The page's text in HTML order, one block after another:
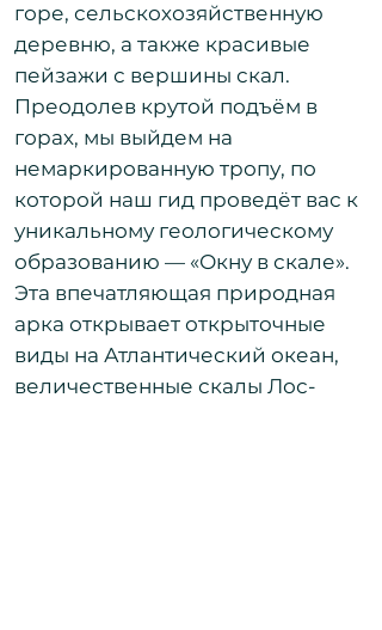
горе, сельскохозяйственную
деревню, а также красивые
пейзажи с вершины скал.
Преодолев крутой подъём в
горах, мы выйдем на
немаркированную тропу, по
которой наш гид проведёт вас к
уникальному геологическому
образованию — «Окну в скале».
Эта впечатляющая природная
арка открывает открытoчные
виды на Атлантический океан,
величественные скалы Лос-